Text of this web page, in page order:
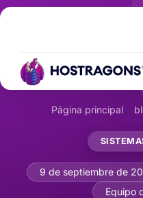
Página principal
Los mejores
9 de septiembre de
Equipo